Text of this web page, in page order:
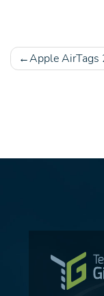
Apple AirTags